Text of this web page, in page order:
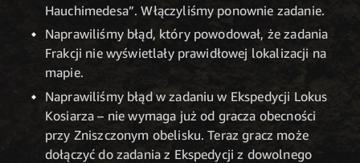
Hauchimedesa”. Włączyliśmy ponownie zadanie.
Naprawiliśmy błąd, który powodował, że zadania
Frakcji nie wyświetlały prawidłowej lokalizacji na
mapie.
Naprawiliśmy błąd w zadaniu w Ekspedycji Lokus
Kosiarza – nie wymaga już od gracza obecności
przy Zniszczonym obelisku. Teraz gracz może
dołączyć do zadania z Ekspedycji z dowolnego